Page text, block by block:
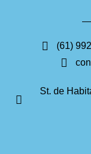
(61)
St. de